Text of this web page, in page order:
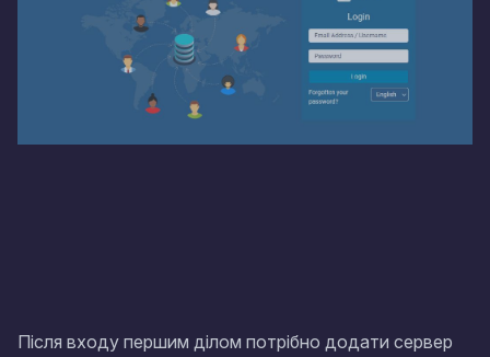
Після входу першим ділом потрібно додати сервер